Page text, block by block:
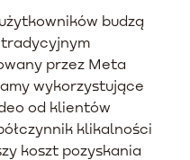
budzą
przez Meta
wykorzystujące
od klientów
klikalności
koszt pozyskania